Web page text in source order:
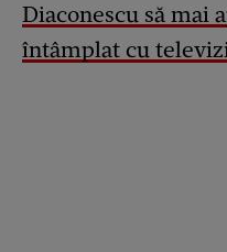
Diaconescu să mai
întâmplat cu